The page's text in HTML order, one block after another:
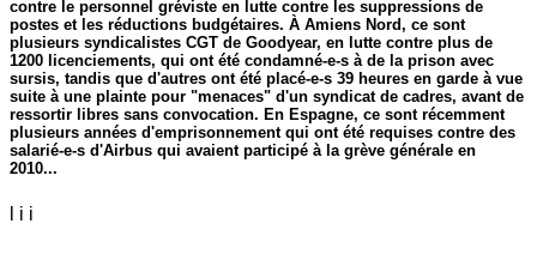
contre le personnel gréviste en lutte contre les suppressions de
postes et les réductions budgétaires. À Amiens Nord, ce sont
plusieurs syndicalistes CGT de Goodyear, en lutte contre plus de
1200 licenciements, qui ont été condamné-e-s à de la prison avec
sursis, tandis que d'autres ont été placé-e-s 39 heures en garde à vue
suite à une plainte pour "menaces" d'un syndicat de cadres, avant de
ressortir libres sans convocation. En Espagne, ce sont récemment
plusieurs années d'emprisonnement qui ont été requises contre des
salarié-e-s d'Airbus qui avaient participé à la grève générale en
2010...
l i i